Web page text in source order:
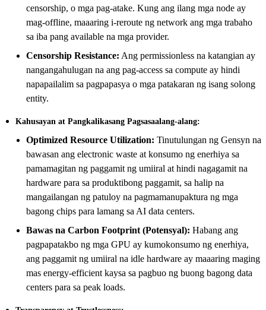
censorship, o mga pag-atake. Kung ang ilang mga node ay
mag-offline, maaaring i-reroute ng network ang mga trabaho
sa iba pang available na mga provider.
Censorship Resistance: Ang permissionless na katangian ay
nangangahulugan na ang pag-access sa compute ay hindi
napapailalim sa pagpapasya o mga patakaran ng isang solong
entity.
Kahusayan at Pangkalikasang Pagsasaalang-alang:
Optimized Resource Utilization: Tinutulungan ng Gensyn na
bawasan ang electronic waste at konsumo ng enerhiya sa
pamamagitan ng paggamit ng umiiral at hindi nagagamit na
hardware para sa produktibong paggamit, sa halip na
mangailangan ng patuloy na pagmamanupaktura ng mga
bagong chips para lamang sa AI data centers.
Bawas na Carbon Footprint (Potensyal): Habang ang
pagpapatakbo ng mga GPU ay kumokonsumo ng enerhiya,
ang paggamit ng umiiral na idle hardware ay maaaring maging
mas energy-efficient kaysa sa pagbuo ng buong bagong data
centers para sa peak loads.